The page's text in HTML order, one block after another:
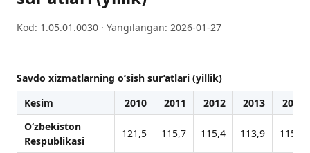
Kod: 1.05.01.0030 · Yangilangan: 2026-01-27
Savdo xizmatlarning o‘sish sur’atlari (yillik)
Kesim
2010 2011 2012 2013
2014
O‘zbekiston
Respublikasi
121,5 115,7 115,4 113,9 115,7